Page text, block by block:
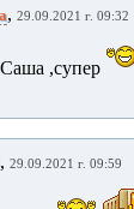
, 29.09.2021 г. 09:32
Саша ,супер
, 29.09.2021 г. 09:59